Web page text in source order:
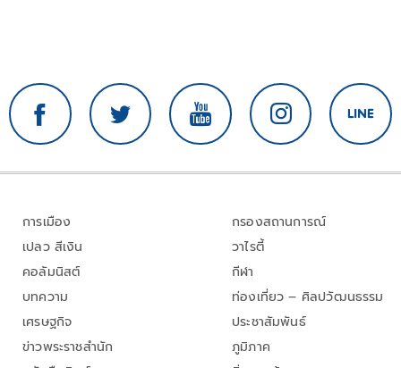
การเมือง
เปลว สีเงิน
คอลัมนิสต์
บทความ
เศรษฐกิจ
ข่าวพระราชสำนัก
กรองสถานการณ์
วาไรตี้
กีฬา
ท่องเที่ยว – ศิลปวัฒนธรรม
ประชาสัมพันธ์
ภูมิภาค